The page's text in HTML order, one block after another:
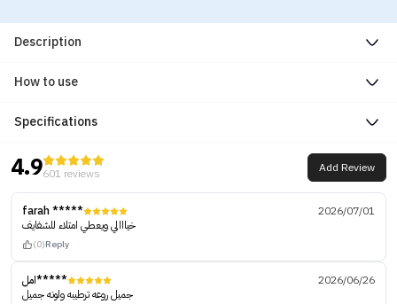
Description
How to use
Specifications
4.9601 reviews Add Review
farah *****
2026/07/01
خيااالي ويعطي امتلاء للشفايف
(0)Reply
امل*****
2026/06/26
جميل روعه ترطيبه ولونه جميل